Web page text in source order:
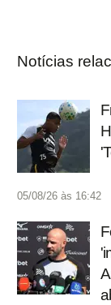
Notícias
05/08/26 às 16:42